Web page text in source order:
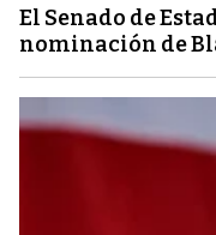
El Senado de
nominación de